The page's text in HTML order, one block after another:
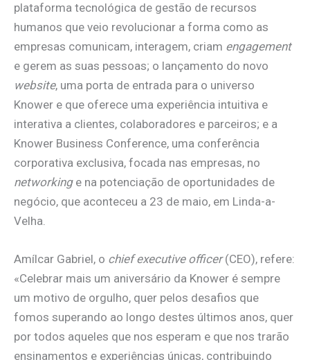
plataforma tecnológica de gestão de recursos
humanos que veio revolucionar a forma como as
empresas comunicam, interagem, criam engagement
e gerem as suas pessoas; o lançamento do novo
website, uma porta de entrada para o universo
Knower e que oferece uma experiência intuitiva e
interativa a clientes, colaboradores e parceiros; e a
Knower Business Conference, uma conferência
corporativa exclusiva, focada nas empresas, no
networkinge na potenciação de oportunidades de
negócio, que aconteceu a 23 de maio, em Linda-a-
Velha.
Amílcar Gabriel, o chief executive officer(CEO), refere:
«Celebrar mais um aniversário da Knower é sempre
um motivo de orgulho, quer pelos desafios que
fomos superando ao longo destes últimos anos, quer
por todos aqueles que nos esperam e que nos trarão
ensinamentos e experiências únicas, contribuindo